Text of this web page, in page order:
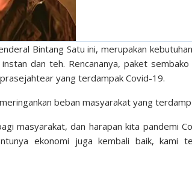
Bintang Satu ini, merupakan
dan teh. Rencananya, paket sembako
yang terdampak Covid-19.
beban masyarakat yang
masyarakat, dan harapan kita pandemi
ekonomi juga kembali baik, kami